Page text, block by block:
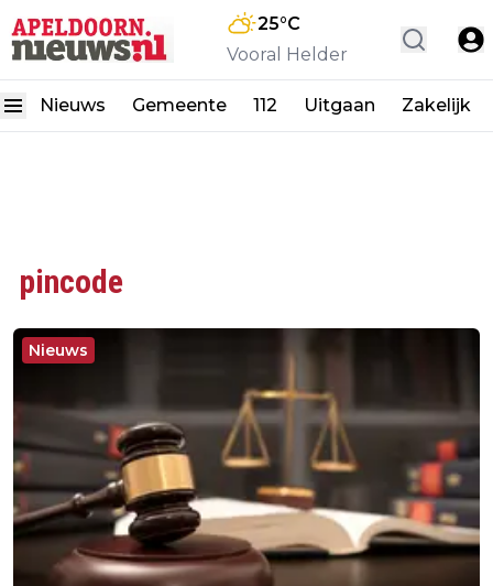
25°C
Vooral Helder
Nieuws Gemeente 112 Uitgaan Zakelijk
pincode
Nieuws